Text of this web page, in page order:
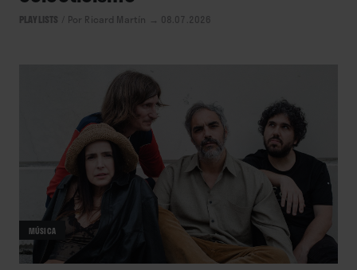
PLAYLISTS Por Ricard Martín → 08.07.2026
MÚSICA